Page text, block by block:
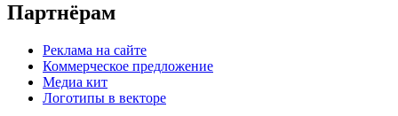
Партнёрам
Реклама на сайте
Коммерческое предложение
Медиа кит
Логотипы в векторе